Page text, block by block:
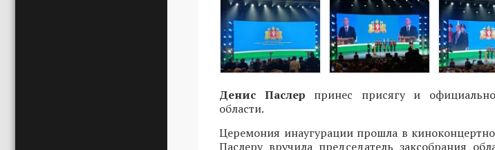
Денис Паслер принес присягу и
области.
Церемония инаугурации прошла в
Паслеру вручила председатель заксобрания